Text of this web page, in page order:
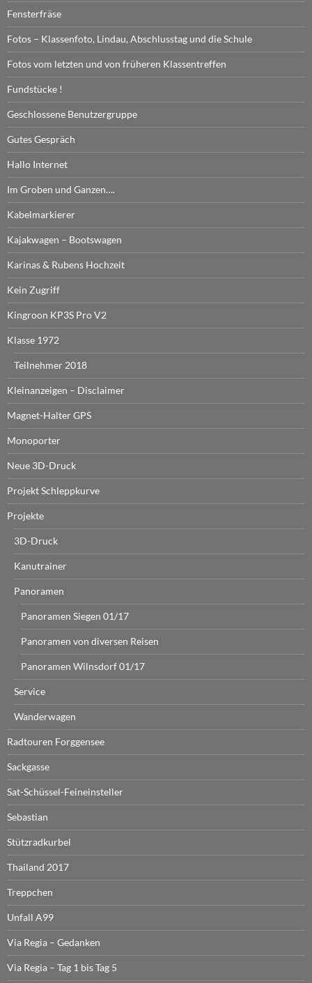
Fensterfräse
Fotos – Klassenfoto, Lindau, Abschlusstag und die Schule
Fotos vom letzten und von früheren Klassentreffen
Fundstücke !
Geschlossene Benutzergruppe
Gutes Gespräch
Hallo Internet
Im Groben und Ganzen….
Kabelmarkierer
Kajakwagen – Bootswagen
Karinas & Rubens Hochzeit
Kein Zugriff
Kingroon KP3S Pro V2
Klasse 1972
Teilnehmer 2018
Kleinanzeigen – Disclaimer
Magnet-Halter GPS
Monoporter
Neue 3D-Druck
Projekt Schleppkurve
Projekte
3D-Druck
Kanutrainer
Panoramen
Panoramen Siegen 01/17
Panoramen von diversen Reisen
Panoramen Wilnsdorf 01/17
Service
Wanderwagen
Radtouren Forggensee
Sackgasse
Sat-Schüssel-Feineinsteller
Sebastian
Stützradkurbel
Thailand 2017
Treppchen
Unfall A99
Via Regia – Gedanken
Via Regia – Tag 1 bis Tag 5